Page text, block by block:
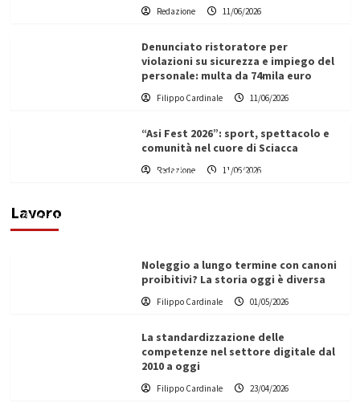
Redazione 11/06/2026
Denunciato ristoratore per
violazioni su sicurezza e impiego del
personale: multa da 74mila euro
Filippo Cardinale 11/06/2026
“Asi Fest 2026”: sport, spettacolo e
comunità nel cuore di Sciacca
Redazione 11/06/2026
Lavoro
Vino in Italia: il giro d’affari contribuisce
Filippo Cardinale
Noleggio a lungo termine con canoni
proibitivi? La storia oggi è diversa
Filippo Cardinale 01/05/2026
La standardizzazione delle
competenze nel settore digitale dal
2010 a oggi
Filippo Cardinale 23/04/2026